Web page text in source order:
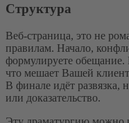
Структура
Веб-страница, это не
правилам. Начало,
формулируете обещание.
что мешает Вашей
В финале идёт развязка,
или доказательство.